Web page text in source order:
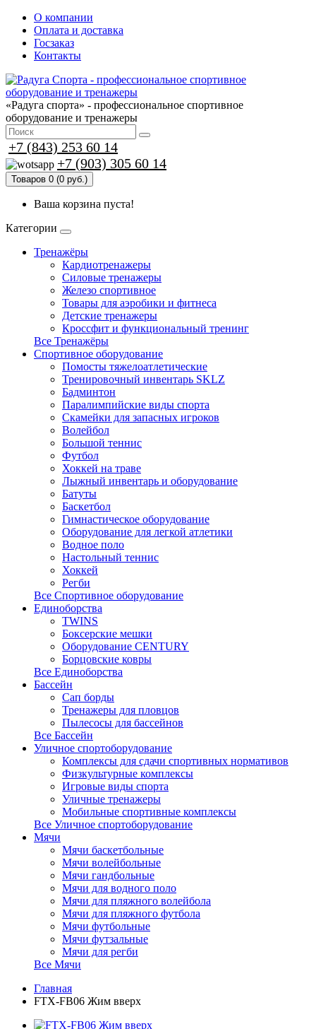
О компании
Оплата и доставка
Госзаказ
Контакты
«Радуга спорта» - профессиональное спортивное
оборудование и тренажеры
+7 (843) 253 60 14
+7 (903) 305 60 14
Товаров 0 (0 руб.)
Ваша корзина пуста!
Категории
Тренажёры
Кардиотренажеры
Силовые тренажеры
Железо спортивное
Товары для аэробики и фитнеса
Детские тренажеры
Кроссфит и функциональный тренинг
Все Тренажёры
Спортивное оборудование
Помосты тяжелоатлетические
Тренировочный инвентарь SKLZ
Бадминтон
Паралимпийские виды спорта
Скамейки для запасных игроков
Волейбол
Большой теннис
Футбол
Хоккей на траве
Лыжный инвентарь и оборудование
Батуты
Баскетбол
Гимнастическое оборудование
Оборудование для легкой атлетики
Водное поло
Настольный теннис
Хоккей
Регби
Все Спортивное оборудование
Единоборства
TWINS
Боксерские мешки
Оборудование CENTURY
Борцовские ковры
Все Единоборства
Бассейн
Сап борды
Тренажеры для пловцов
Пылесосы для бассейнов
Все Бассейн
Уличное спортоборудование
Комплексы для сдачи спортивных нормативов
Физкультурные комплексы
Игровые виды спорта
Уличные тренажеры
Мобильные спортивные комплексы
Все Уличное спортоборудование
Мячи
Мячи баскетбольные
Мячи волейбольные
Мячи гандбольные
Мячи для водного поло
Мячи для пляжного волейбола
Мячи для пляжного футбола
Мячи футбольные
Мячи футзальные
Мячи для регби
Все Мячи
Главная
FTX-FB06 Жим вверх